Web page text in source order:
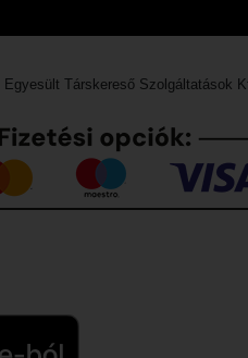
Egyesült Társkereső Szolgáltatások